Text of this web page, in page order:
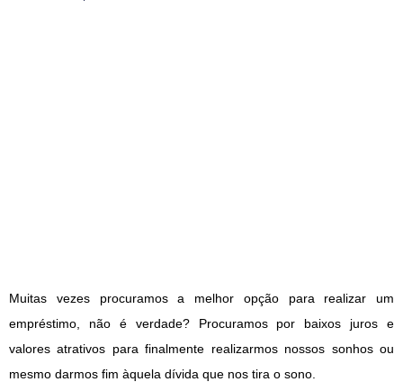
Muitas vezes procuramos a melhor opção para realizar um
empréstimo, não é verdade? Procuramos por baixos juros e
valores atrativos para finalmente realizarmos nossos sonhos ou
mesmo darmos fim àquela dívida que nos tira o sono.